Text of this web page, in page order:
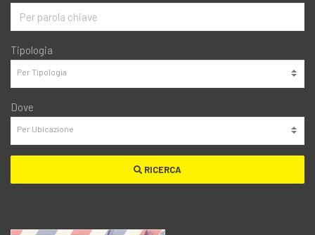
Tipologia
Dove
RICERCA